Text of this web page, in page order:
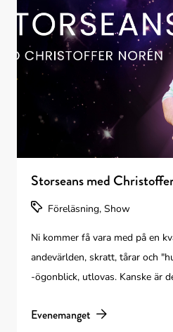
Storseans med
Föreläsning, Show
Ni kommer få vara med på en
andevärlden, skratt, tårar och
-ögonblick, utlovas. Kanske är det just din anhörig
för en magisk stund.
Evenemanget